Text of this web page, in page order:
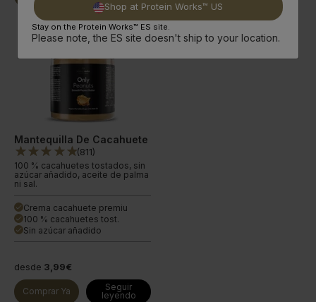
Mantequilla De Cacahuete
(811)
100 % cacahuetes tostados, sin
azúcar añadido, aceite de palma
ni sal.
done Crema cacahuete premiu
done 100 % cacahuetes tost.
done Sin azúcar añadido
desde 3,99€
Comprar Ya
Seguir
leyendo
Shop at Protein Works™ US
Stay on the Protein Works™ ES site.
Please note, the ES site doesn't ship to your location.